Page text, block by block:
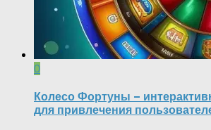
0
Колесо Фортуны –
для привлечения